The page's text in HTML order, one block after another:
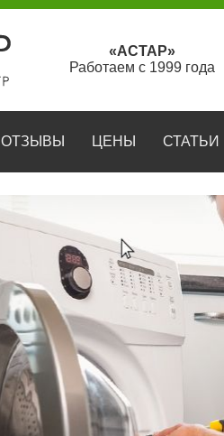
«АСТАР»
Работаем с 1999 года
ОТЗЫВЫ ЦЕНЫ СТАТЬИ